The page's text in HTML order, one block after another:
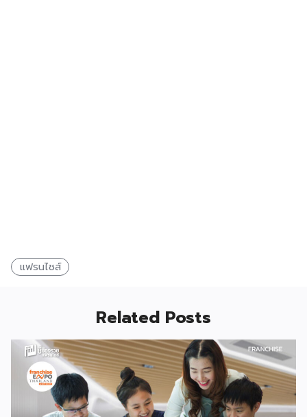
แฟรนไชส์
Related Posts